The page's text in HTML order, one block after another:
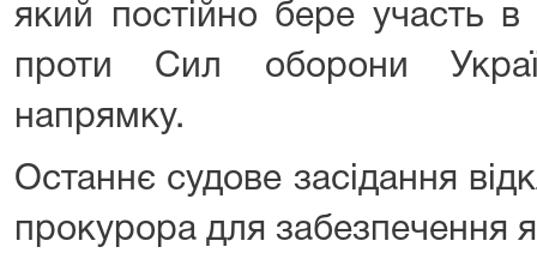
який постійно бере участь в
проти Сил оборони
напрямку.
Останнє судове засідання
прокурора для забезпечення